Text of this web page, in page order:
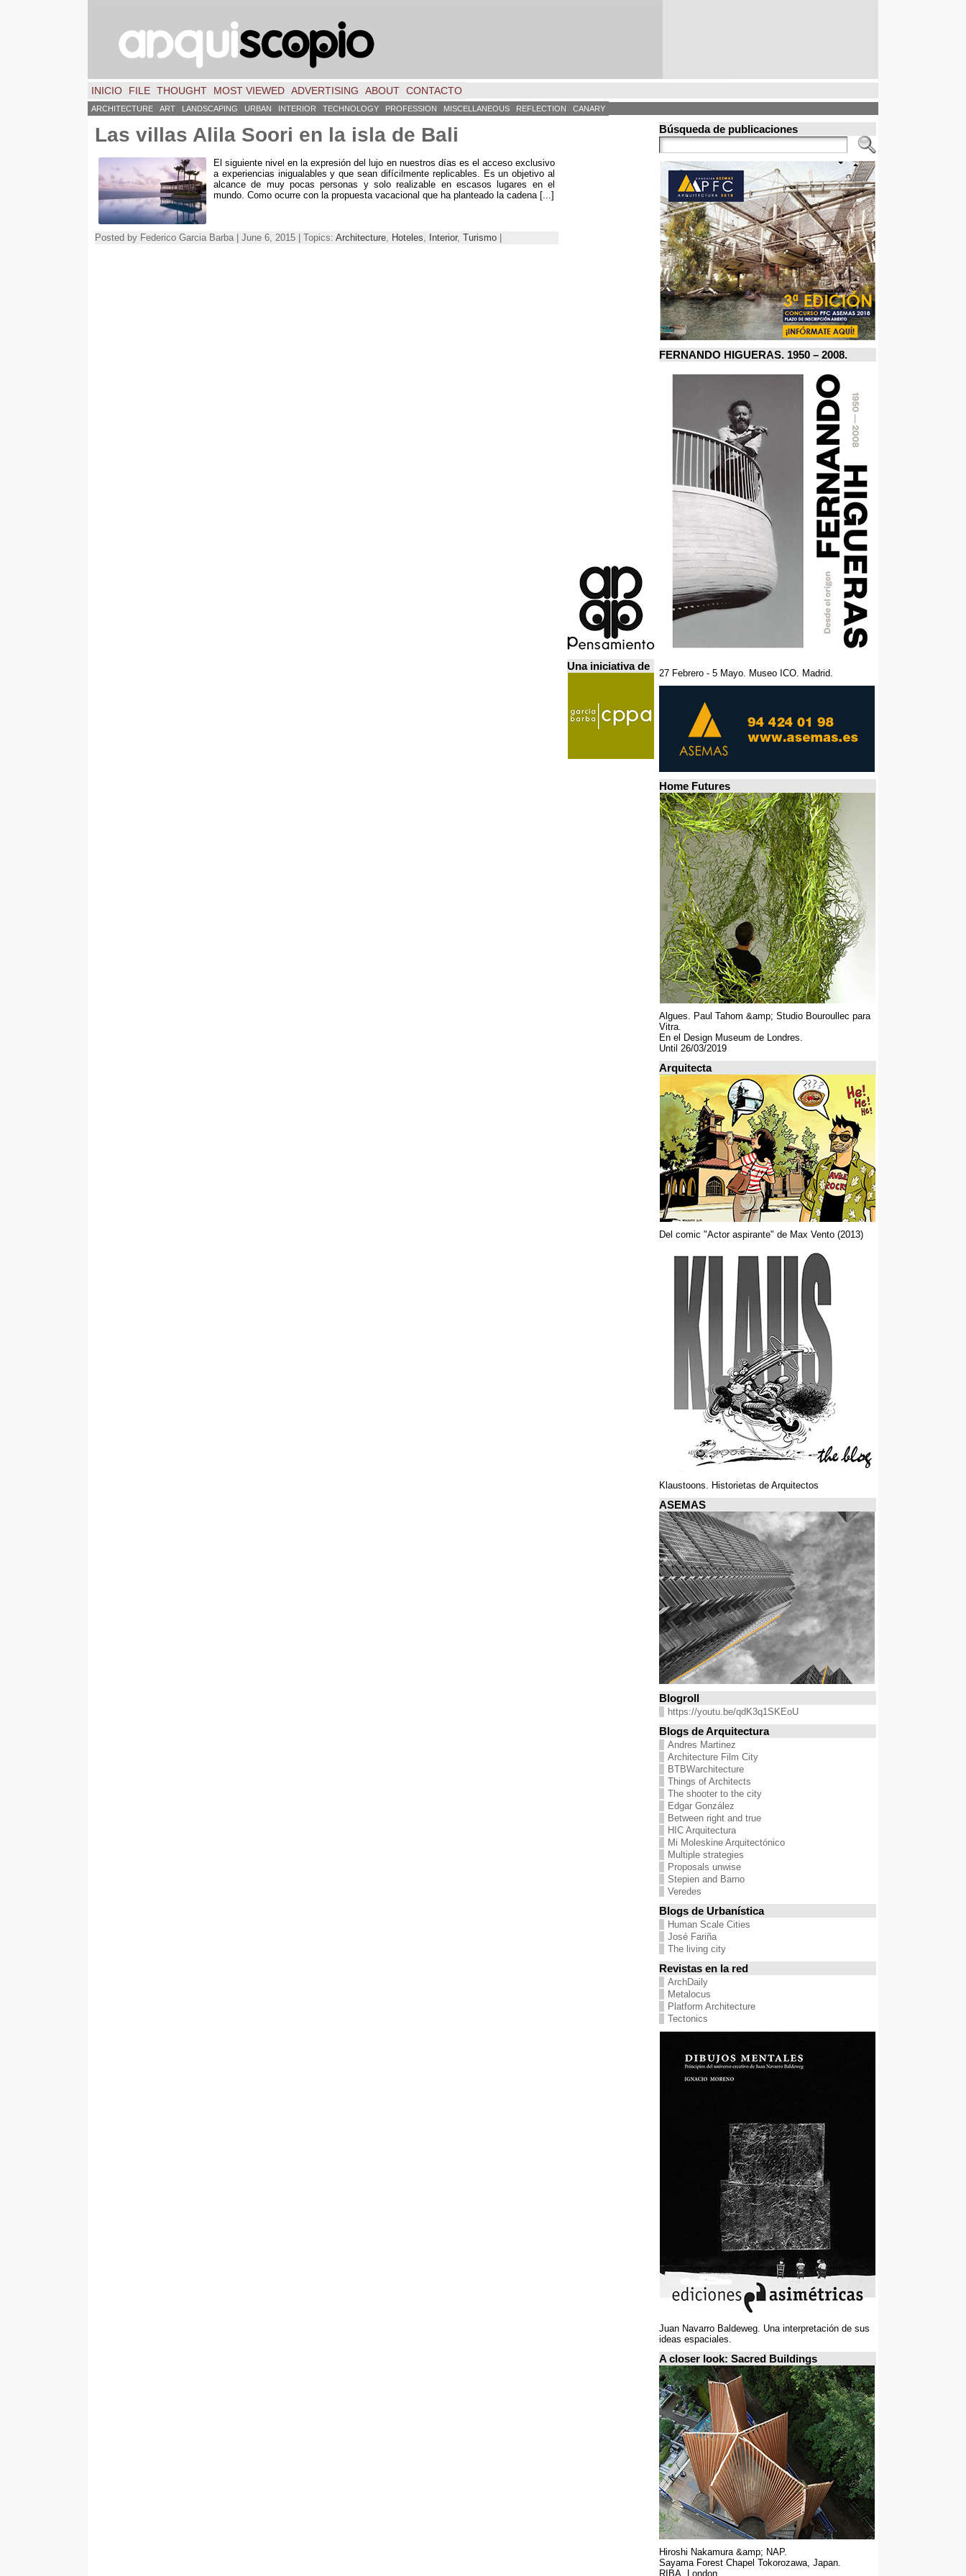
INICIO FILE THOUGHT MOST VIEWED ADVERTISING ABOUT CONTACTO
ARCHITECTURE ART LANDSCAPING URBAN INTERIOR TECHNOLOGY PROFESSION MISCELLANEOUS REFLECTION CANARY
Las villas Alila Soori en la isla de Bali
El siguiente nivel en la expresión del lujo en nuestros días es el acceso exclusivo
a experiencias inigualables y que sean difícilmente replicables
Es un objetivo al
alcance de muy pocas personas y solo realizable en escasos lugares en el
mundo Como ocurre con la propuesta vacacional que ha planteado la cadena [...]
Posted by Federico Garcia Barba | June 6, 2015 | Topics: Architecture Hoteles Interior, Turismo
Una iniciativa de
Búsqueda de publicaciones
FERNANDO HIGUERAS. 1950 – 2008.
27 Febrero - 5 Mayo. Museo ICO. Madrid.
Home Futures
Algues. Paul Tahom &amp; Studio Bouroullec para
Vitra.
En el Design Museum de Londres.
Until 26/03/2019
Arquitecta
Del comic "Actor aspirante" de Max Vento (2013)
Klaustoons. Historietas de Arquitectos
ASEMAS
Blogroll
https://youtu.be/qdK3q1SKEoU
Blogs de Arquitectura
Andres Martinez
Architecture Film City
BTBWarchitecture
Things of Architects
The shooter to the city
Edgar González
Between right and true
HIC Arquitectura
Mi Moleskine Arquitectónico
Multiple strategies
Proposals unwise
Stepien and Barno
Veredes
Blogs de Urbanística
Human Scale Cities
José Fariña
The living city
Revistas en la red
ArchDaily
Metalocus
Platform Architecture
Tectonics
Juan Navarro Baldeweg. Una interpretación de sus
ideas espaciales.
A closer look: Sacred Buildings
Hiroshi Nakamura &amp; NAP.
Sayama Forest Chapel Tokorozawa, Japan.
RIBA, London.